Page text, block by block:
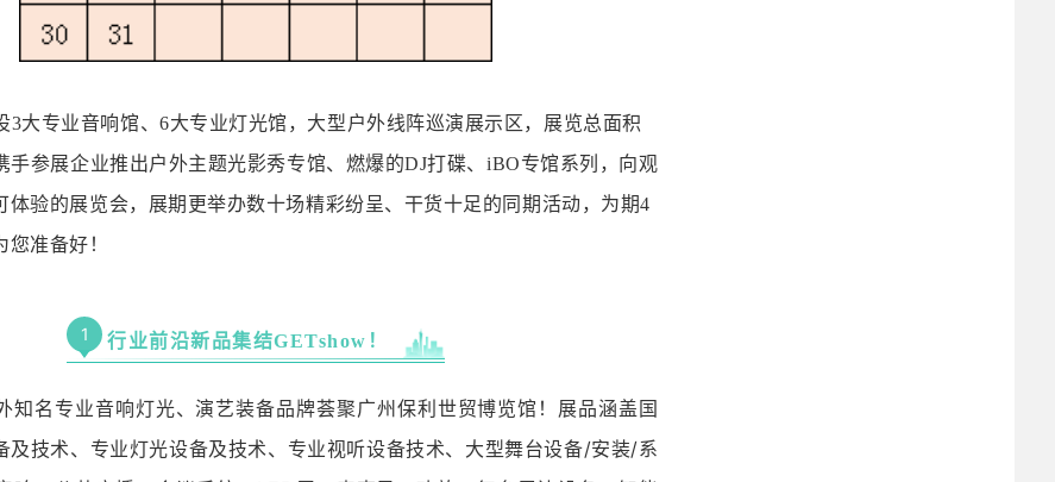
3大专业音响馆、6大专业灯光馆，大型户外线阵巡演展示区，展览总面积
手参展企业推出户外主题光影秀专馆、燃爆的DJ打碟、iBO专馆系列，向观
体验的展览会，展期更举办数十场精彩纷呈、干货十足的同期活动，为期4
准备好！
1 行业前沿新品集结GETshow！
知名专业音响灯光、演艺装备品牌荟聚广州保利世贸博览馆！ 展品涵盖国
及技术、专业灯光设备及技术、专业视听设备技术、大型舞台设备/安装/系